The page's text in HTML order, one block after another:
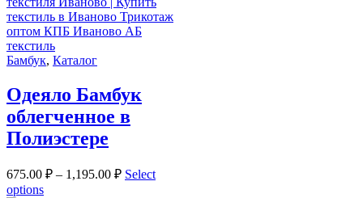
Бамбук, Каталог
Одеяло Бамбук
облегченное в
Полиэстере
675.00 ₽ – 1,195.00 ₽ Select
options